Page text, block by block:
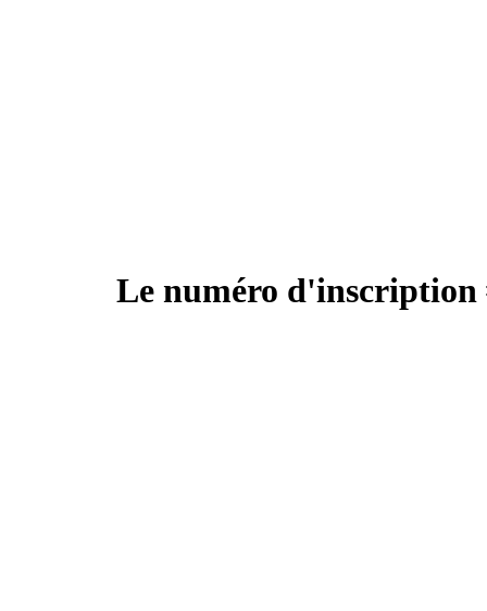
Le numéro d'inscription